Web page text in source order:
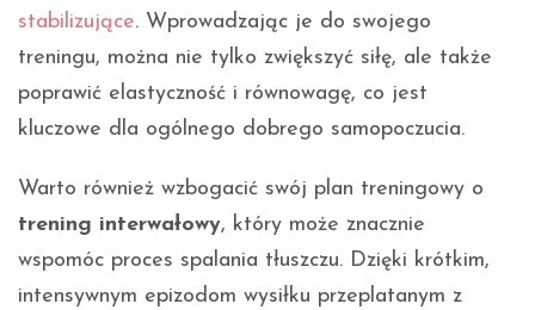
stabilizujące. Wprowadzając je do swojego
treningu, można nie tylko zwiększyć siłę, ale także
poprawić elastyczność i równowagę, co jest
kluczowe dla ogólnego dobrego samopoczucia.
Warto również wzbogacić swój plan treningowy o
trening interwałowy, który może znacznie
wspomóc proces spalania tłuszczu. Dzięki krótkim,
intensywnym epizodom wysiłku przeplatanym z